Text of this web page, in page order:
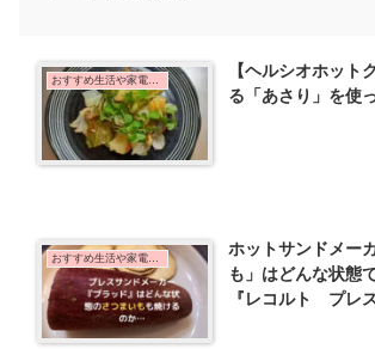
おすすめ生活や家電など
【ヘルシオホット
る「あさり」を使
おすすめ生活や家電など
ホットサンドメー
も」はどんな状態
『レコルト プレ